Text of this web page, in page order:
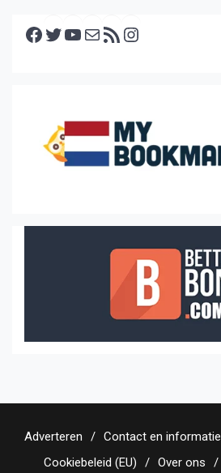
Facebook Twitter YouTube E-mail RSS feed
Adverteren Contact en informatie
Cookiebeleid (EU)
Over ons